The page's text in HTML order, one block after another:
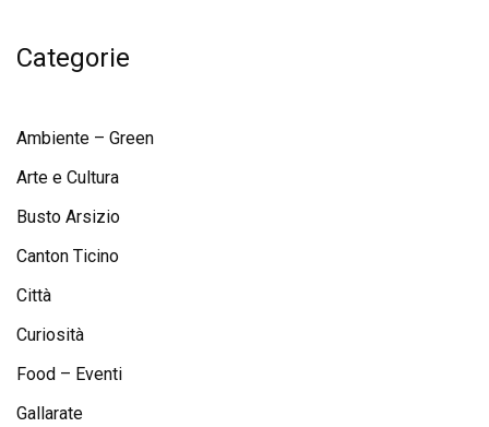
Categorie
Ambiente – Green
Arte e Cultura
Busto Arsizio
Canton Ticino
Città
Curiosità
Food – Eventi
Gallarate